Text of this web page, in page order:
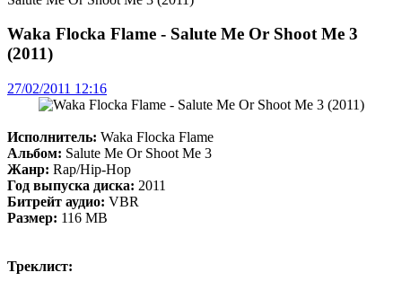
Waka Flocka Flame - Salute Me Or Shoot Me 3
(2011)
27/02/2011 12:16
Исполнитель: Waka Flocka Flame
Альбом: Salute Me Or Shoot Me 3
Жанр: Rap/Hip-Hop
Год выпуска диска: 2011
Битрейт аудио: VBR
Размер: 116 MB
Треклист: